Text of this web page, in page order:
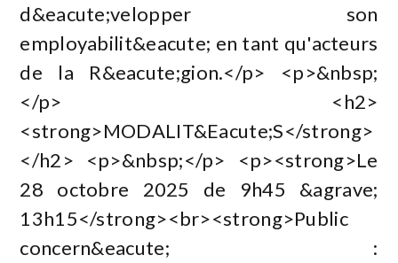
d&eacute;velopper son
employabilit&eacute; en tant qu'acteurs
de la R&eacute;gion.</p> <p>&nbsp;
</p> <h2>
<strong>MODALIT&Eacute;S</strong>
</h2> <p>&nbsp;</p> <p><strong>Le
28 octobre 2025 de 9h45 &agrave;
13h15</strong><br><strong>Public
concern&eacute; :